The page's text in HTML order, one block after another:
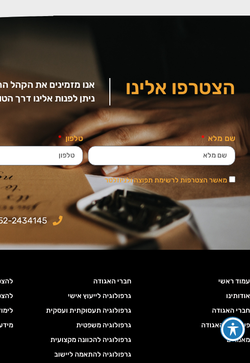
הצטרפו אלינו
אנו מזמינים את הקהל
ניתן לפנות אלינו דרך
שם מלא טלפון
מאשר הצטרפות לרשימת תפוצה ולניוזלטר
2434145
עמוד ראשי
אודותינו
חברי האגודה
פעילויות האגודה
מאמרים
חברי האגודה
גרפולוגיה לייעוץ אישי
גרפולוגיה תעסוקתית ועסקית
גרפולוגיה משפטית
גרפולוגיה להכוונה מקצועית
גרפולוגיה להתאמה ליישוב